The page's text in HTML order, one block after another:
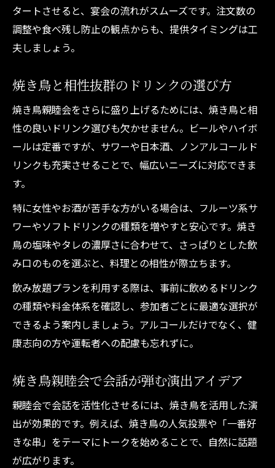
タートさせると、宴会の流れがスムーズです。注文数の
調整や食べ残し防止の観点からも、提供タイミングは工
夫しましょう。
焼き鳥と相性抜群のドリンクの選び方
焼き鳥親睦会をさらに盛り上げるためには、焼き鳥と相
性の良いドリンク選びも欠かせません。ビールやハイボ
ールは定番ですが、サワーや日本酒、ノンアルコールド
リンクも充実させることで、幅広いニーズに対応できま
す。
特に女性やお酒が苦手な方がいる場合は、フルーツ系サ
ワーやソフトドリンクの種類を増やすと安心です。焼き
鳥の塩味やタレの濃厚さに合わせて、さっぱりとした飲
み口のものを選ぶと、料理との相性が際立ちます。
飲み放題プランを利用する際は、事前に飲めるドリンク
の種類や料金体系を確認し、参加者ごとに最適な選択が
できるよう案内しましょう。アルコールだけでなく、健
康志向の方や運転者への配慮も忘れずに。
焼き鳥親睦会で会話が弾む演出アイデア
親睦会で会話を活性化させるには、焼き鳥を活用した演
出が効果的です。例えば、焼き鳥の人気投票や「一番好
きな串」をテーマにトークを始めることで、自然に話題
が広がります。